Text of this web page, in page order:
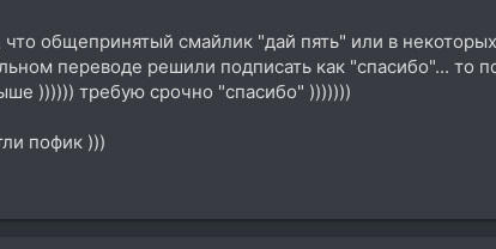
общепринятый смайлик "дай пять" или в
переводе решили подписать как "спасибо"... то
)))))) требую срочно "спасибо" )))))))
пофик )))